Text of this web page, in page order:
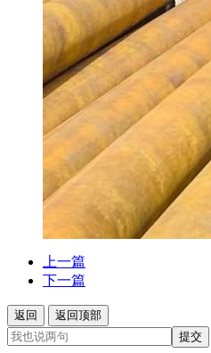
上一篇
下一篇
返回
返回顶部
提交